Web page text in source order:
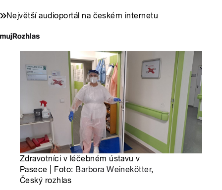
Největší audioportál na českém internetu
Zdravotníci v léčebném ústavu v
Pasece | Foto: Barbora Weinekötter,
Český rozhlas